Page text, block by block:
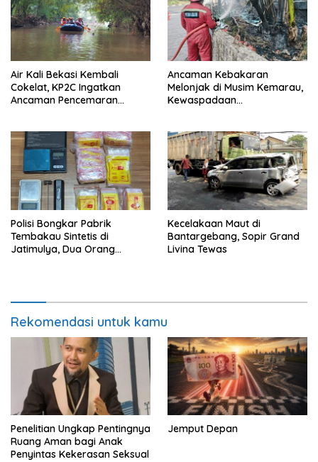
Air Kali Bekasi Kembali
Cokelat, KP2C Ingatkan
Ancaman Pencemaran
Ancaman Kebakaran
Melonjak di Musim Kemarau,
Kewaspadaan
Polisi Bongkar Pabrik
Tembakau Sintetis di
Jatimulya, Dua Orang
Kecelakaan Maut di
Bantargebang, Sopir Grand
Livina Tewas
Rekomendasi untuk kamu
Penelitian Ungkap Pentingnya
Ruang Aman bagi Anak
Penyintas Kekerasan Seksual
Jemput Depan